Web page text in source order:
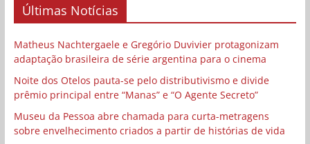
Últimas Notícias
Matheus Nachtergaele e Gregório Duvivier protagonizam
adaptação brasileira de série argentina para o cinema
Noite dos Otelos pauta-se pelo distributivismo e divide
prêmio principal entre “Manas” e “O Agente Secreto”
Museu da Pessoa abre chamada para curta-metragens
sobre envelhecimento criados a partir de histórias de vida